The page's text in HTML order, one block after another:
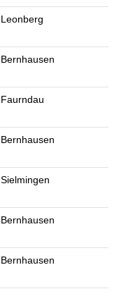
Leonberg
Bernhausen
Faurndau
Bernhausen
Sielmingen
Bernhausen
Bernhausen